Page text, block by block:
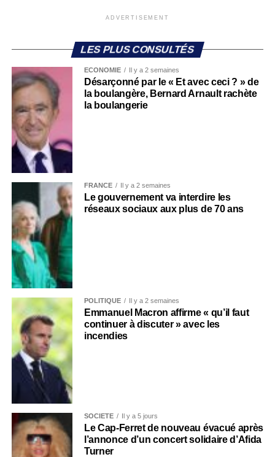
ADVERTISEMENT
LES PLUS CONSULTÉS
ECONOMIE Il y a 2 semaines
Désarçonné par le « Et avec ceci ? » de
la boulangère, Bernard Arnault rachète
la boulangerie
FRANCE Il y a 2 semaines
Le gouvernement va interdire les
réseaux sociaux aux plus de 70 ans
POLITIQUE Il y a 2 semaines
Emmanuel Macron affirme « qu’il faut
continuer à discuter » avec les
incendies
SOCIÉTÉ Il y a 5 jours
Le Cap-Ferret de nouveau évacué après
l’annonce d’un concert solidaire d’Afida
Turner